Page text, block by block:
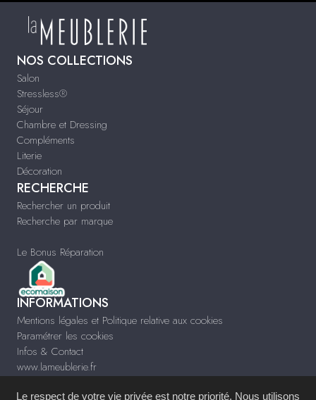
NOS COLLECTIONS
Salon
Stressless®
Séjour
Chambre et Dressing
Compléments
Literie
Décoration
RECHERCHE
Rechercher un produit
Recherche par marque
Le Bonus Réparation
INFORMATIONS
Mentions légales et Politique relative aux cookies
Paramétrer les cookies
Infos & Contact
www.lameublerie.fr
Le respect de votre vie privée est notre priorité. Nous utilisons